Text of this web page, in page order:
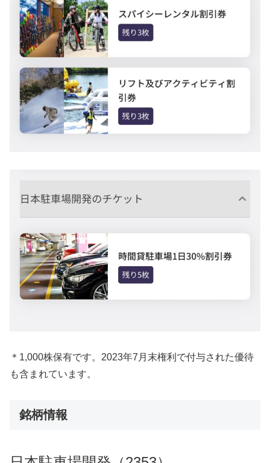
＊1,000株保有です。2023年7月末権利で付与された優待
も含まれています。
銘柄情報